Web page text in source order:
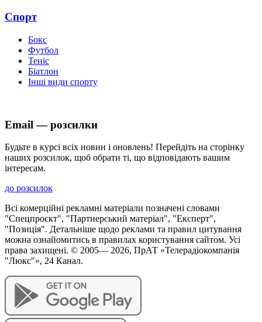
Спорт
Бокс
Футбол
Теніс
Біатлон
Інші види спорту
Email — розсилки
Будьте в курсі всіх новин і оновлень! Перейдіть на сторінку
наших розсилок, щоб обрати ті, що відповідають вашим
інтересам.
до розсилок
Всі комерційні рекламні матеріали позначені словами
"Спецпроєкт", "Партнерський матеріал", "Експерт",
"Позиція". Детальніше щодо реклами та правил цитування
можна ознайомитись в правилах користування сайтом. Усі
права захищені. © 2005— 2026, ПрАТ «Телерадіокомпанія
"Люкс"», 24 Канал.